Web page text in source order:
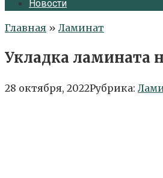
Новости
Главная » Ламинат
Укладка ламината
28 октября, 2022Рубрика: